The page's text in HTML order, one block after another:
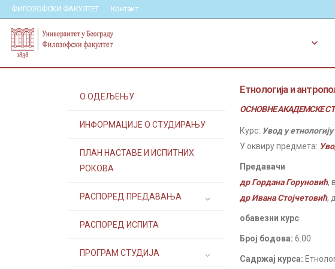
ФИЛОЗОФСКИ ФАКУЛТЕТ Контакт
О ОДЕЉЕЊУ
ИНФОРМАЦИЈЕ О СТУДИРАЊУ
ПЛАН НАСТАВЕ И ИСПИТНИХ
РОКОВА
РАСПОРЕД ПРЕДАВАЊА
РАСПОРЕД ИСПИТА
ПРОГРАМ СТУДИЈА
Етнологија и
ОСНОВНЕ АКАДЕМСКЕ
Курс: Увод у
У оквиру предмета:
Предавачи
др Гордана Горуновић,
др Ивана Стојчетовић,
обавезни курс
Број бодова: 6.00
Садржај курса: